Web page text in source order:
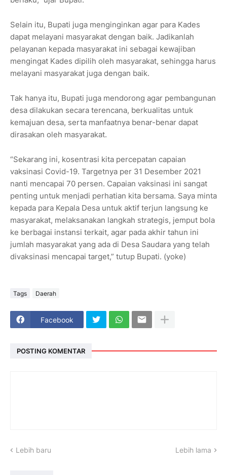
Selain itu, Bupati juga menginginkan agar para Kades
dapat melayani masyarakat dengan baik. Jadikanlah
pelayanan kepada masyarakat ini sebagai kewajiban
mengingat Kades dipilih oleh masyarakat, sehingga harus
melayani masyarakat juga dengan baik.
Tak hanya itu, Bupati juga mendorong agar pembangunan
desa dilakukan secara terencana, berkualitas untuk
kemajuan desa, serta manfaatnya benar-benar dapat
dirasakan oleh masyarakat.
“Sekarang ini, kosentrasi kita percepatan capaian
vaksinasi Covid-19. Targetnya per 31 Desember 2021
nanti mencapai 70 persen. Capaian vaksinasi ini sangat
penting untuk menjadi perhatian kita bersama. Saya minta
kepada para Kepala Desa untuk aktif terjun langsung ke
masyarakat, melaksanakan langkah strategis, jemput bola
ke berbagai instansi terkait, agar pada akhir tahun ini
jumlah masyarakat yang ada di Desa Saudara yang telah
divaksinasi mencapai target,” tutup Bupati. (yoke)
Tags Daerah
Facebook
POSTING KOMENTAR
Lebih baru Lebih lama